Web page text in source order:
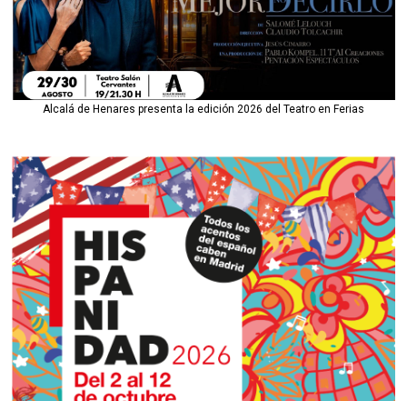
Alcalá de Henares presenta la edición 2026 del Teatro en Ferias